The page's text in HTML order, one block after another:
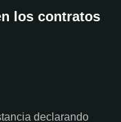
los contratos
declarando